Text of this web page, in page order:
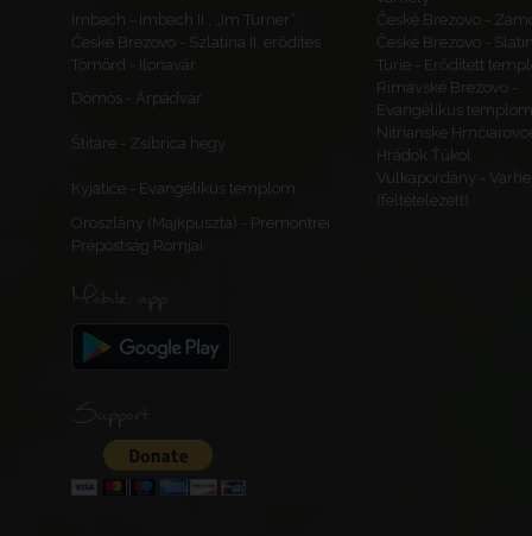
Imbach - Imbach II., „Im Turner”
České Brezovo -
České Brezovo - Szlatina II. erődítés
České Brezovo -
Tömörd - Ilonavár
Turie - Erődített
Dömös - Árpádvár
Rimavské Brezovo -
Evangélikus templom
Štitáre - Zsibrica hegy
Nitrianske
Hrádok Ťúkol
Kyjatice - Evangélikus templom
Vulkapordány -
(feltételezett)
Oroszlány (Majkpuszta) - Premontrei
Prépostság Romjai
Mobile app
Support